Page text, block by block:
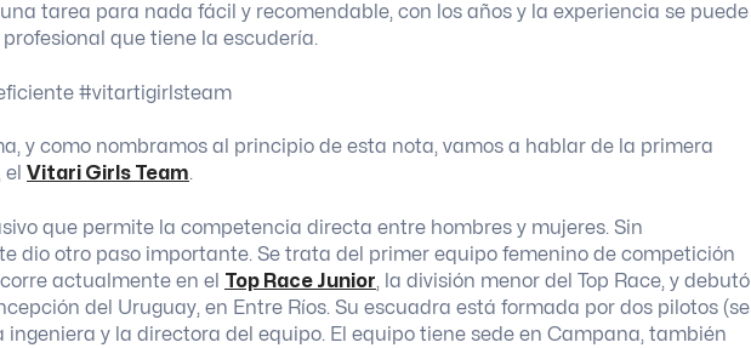
tarea para nada fácil y recomendable, con los años y la experiencia se puede
que tiene la escudería.
y como nombramos al principio de esta nota, vamos a hablar de la primera
Vitari Girls Team.
que permite la competencia directa entre hombres y mujeres. Sin
dio otro paso importante. Se trata del primer equipo femenino de competición
actualmente en el Top Race Junior, la división menor del Top Race, y debutó
del Uruguay, en Entre Ríos. Su escuadra está formada por dos pilotos (se
y la directora del equipo. El equipo tiene sede en Campana, también